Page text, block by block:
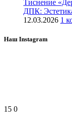
Тиснение
ДПК:
12.03.2026 1
Наш Instagram
15 0